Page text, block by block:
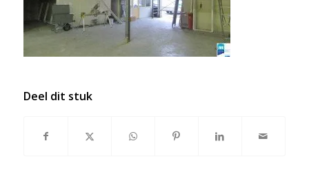
Deel dit stuk